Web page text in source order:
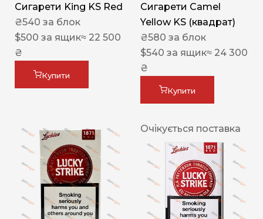
Сигарети King KS Red
₴540 за блок
$500 за ящик≈ 22 500
₴
Купити
Сигарети Camel
Yellow KS (квадрат)
₴580 за блок
$540 за ящик≈ 24 300
₴
Купити
Очікується поставка